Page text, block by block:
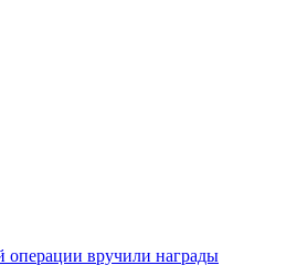
операции вручили награды